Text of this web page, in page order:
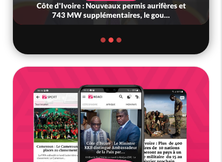
Côte d'Ivoire : Nouveaux permis aurifères et
743 MW supplémentaires, le gou...